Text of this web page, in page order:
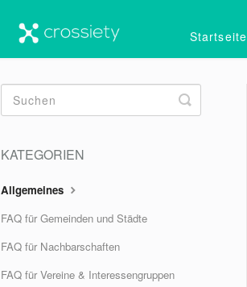
Startseite
Toggle
Search
KATEGORIEN
Allgemeines
FAQ für Gemeinden und Städte
FAQ für Nachbarschaften
FAQ für Vereine & Interessengruppen